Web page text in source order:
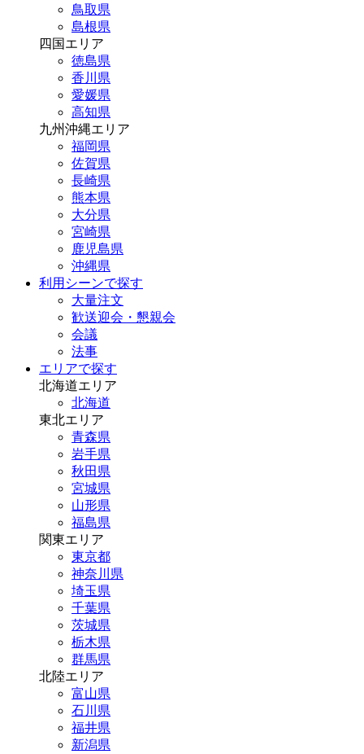
鳥取県
島根県
四国エリア
徳島県
香川県
愛媛県
高知県
九州沖縄エリア
福岡県
佐賀県
長崎県
熊本県
大分県
宮崎県
鹿児島県
沖縄県
利用シーンで探す
大量注文
歓送迎会・懇親会
会議
法事
エリアで探す
北海道エリア
北海道
東北エリア
青森県
岩手県
秋田県
宮城県
山形県
福島県
関東エリア
東京都
神奈川県
埼玉県
千葉県
茨城県
栃木県
群馬県
北陸エリア
富山県
石川県
福井県
新潟県